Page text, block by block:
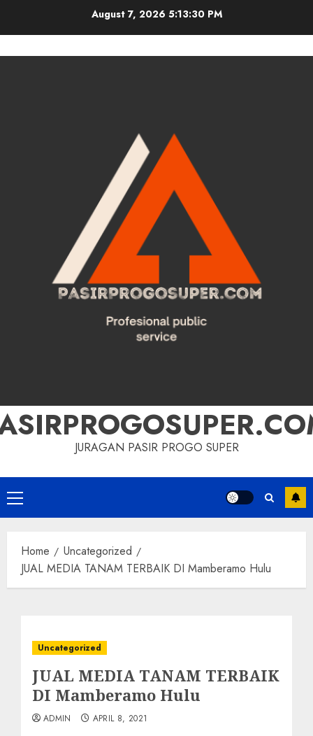
August 7, 2026 5:13:30 PM
JURAGAN PASIR PROGO SUPER
Primary
Menu
Home
Uncategorized
JUAL MEDIA TANAM TERBAIK DI Mamberamo Hulu
Uncategorized
JUAL MEDIA TANAM TERBAIK
DI Mamberamo Hulu
ADMIN APRIL 8, 2021